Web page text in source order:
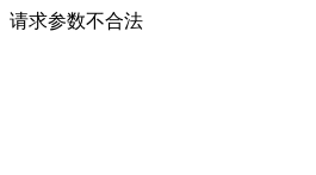
请求参数不合法